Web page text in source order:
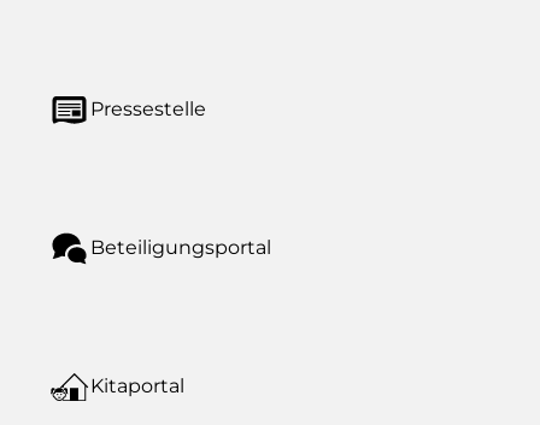
Pressestelle
Beteiligungsportal
Kitaportal